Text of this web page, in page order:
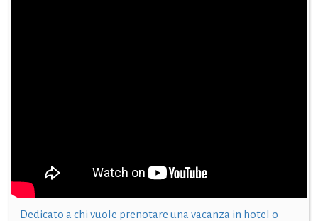
Dedicato a chi vuole prenotare una vacanza in hotel o